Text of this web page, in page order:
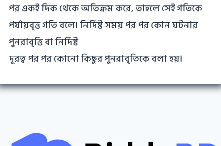
পর একই দিক থেকে অতিক্রম করে, তাহলে সেই গতিকে
পর্যায়বৃত্ত গতি বলে। নির্দিষ্ট সময় পর পর কোন ঘটনার
পুনরাবৃত্তি বা নির্দিষ্ট
দূরত্ব পর পর কোনাে কিছুর পুনরাবৃ্তিকে বলা হয়।